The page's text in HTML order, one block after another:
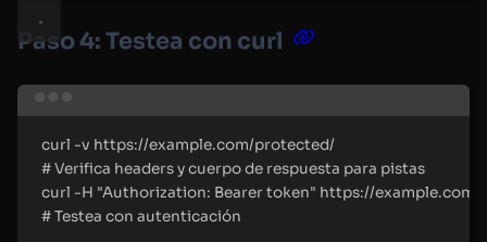
Paso 4: Testea con curl
curl -v https://example.com/protected/
# Verifica headers y cuerpo de respuesta para pistas
curl -H "Authorization: Bearer token" https://example.com/
# Testea con autenticación